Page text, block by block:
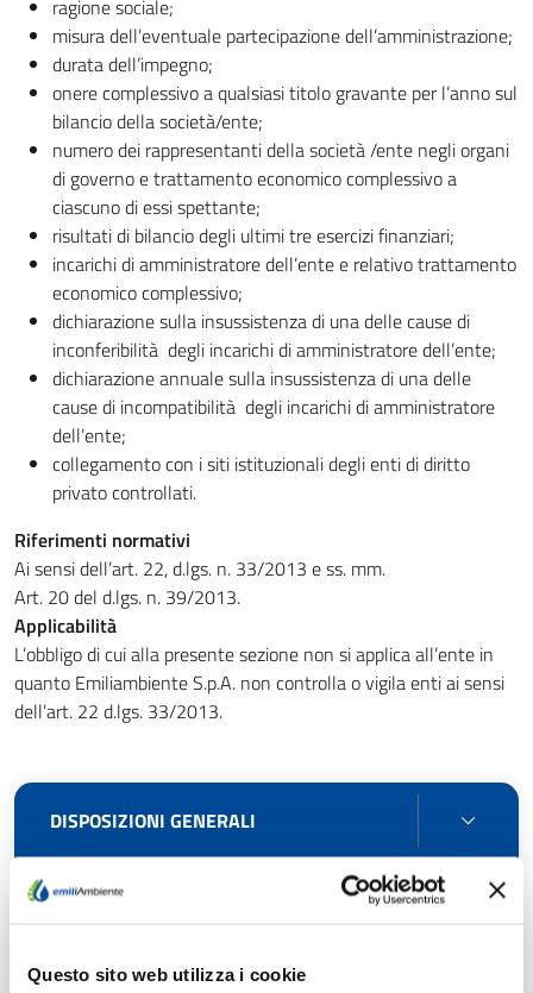
Questo sito web utilizza i cookie
DISPOSIZIONI GENERALI
ORGANIZZAZIONE
CONSULENTI E COLLABORATORI
ragione sociale;
misura dell’eventuale partecipazione dell’amministrazione;
durata dell’impegno;
onere complessivo a qualsiasi titolo gravante per l’anno sul
bilancio della società/ente;
numero dei rappresentanti della società /ente negli organi
di governo e trattamento economico complessivo a
ciascuno di essi spettante;
risultati di bilancio degli ultimi tre esercizi finanziari;
incarichi di amministratore dell’ente e relativo trattamento
economico complessivo;
dichiarazione sulla insussistenza di una delle cause di
inconferibilità degli incarichi di amministratore dell’ente;
dichiarazione annuale sulla insussistenza di una delle
cause di incompatibilità degli incarichi di amministratore
dell’ente;
collegamento con i siti istituzionali degli enti di diritto
privato controllati.
Riferimenti normativi
Ai sensi dell’art. 22, d.lgs. n. 33/2013 e ss. mm.
Art. 20 del d.lgs. n. 39/2013.
Applicabilità
L’obbligo di cui alla presente sezione non si applica all’ente in
quanto Emiliambiente S.p.A. non controlla o vigila enti ai sensi
dell’art. 22 d.lgs. 33/2013.